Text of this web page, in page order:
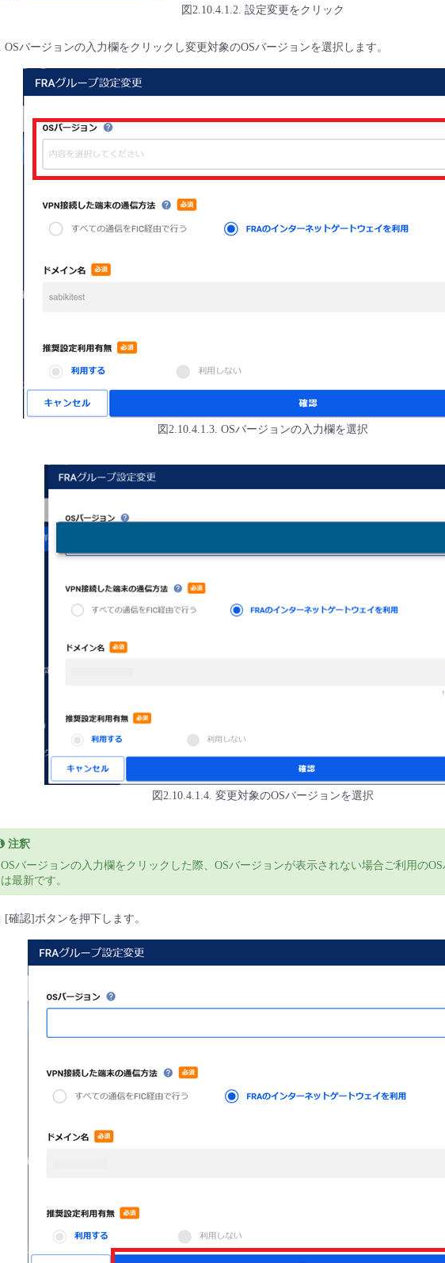
図2.10.4.1.2. 設定変更をクリック
OSバージョンの入力欄をクリックし変更対象のOSバージョンを選択します。
図2.10.4.1.3. OSバージョンの入力欄を選択
図2.10.4.1.4. 変更対象のOSバージョンを選択
注釈
OSバージョンの入力欄をクリックした際、OSバージョンが表示されない場合ご利用の
は最新です。
[確認]ボタンを押下します。